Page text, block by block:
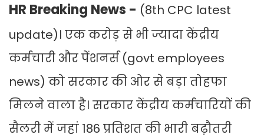
HR Breaking News - (8th CPC latest
update)। एक करोड़ से भी ज्यादा केंद्रीय
कर्मचारी और पेंशनर्स (govt employees
news) को सरकार की ओर से बड़ा तोहफा
मिलने वाला है। सरकार केंद्रीय कर्मचारियों की
सैलरी में जहां 186 प्रतिशत की भारी बढ़ौतरी